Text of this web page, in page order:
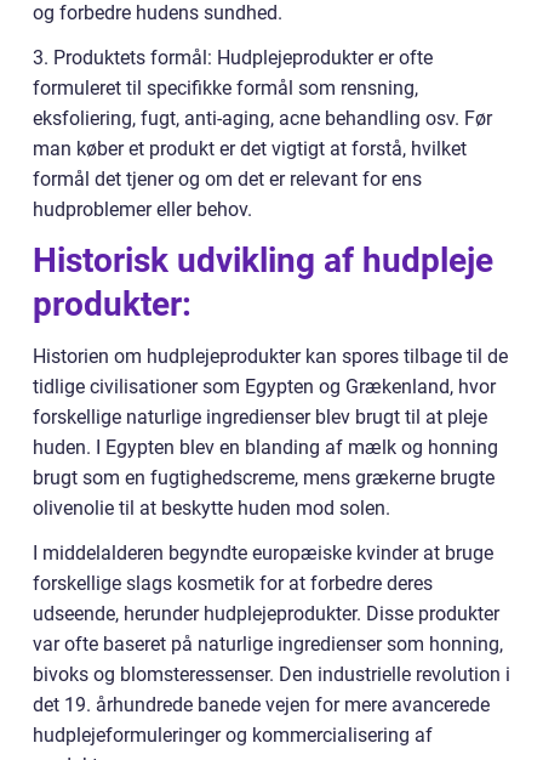
og forbedre hudens sundhed.
3. Produktets formål: Hudplejeprodukter er ofte
formuleret til specifikke formål som rensning,
eksfoliering, fugt, anti-aging, acne behandling osv. Før
man køber et produkt er det vigtigt at forstå, hvilket
formål det tjener og om det er relevant for ens
hudproblemer eller behov.
Historisk udvikling af hudpleje
produkter:
Historien om hudplejeprodukter kan spores tilbage til de
tidlige civilisationer som Egypten og Grækenland, hvor
forskellige naturlige ingredienser blev brugt til at pleje
huden. I Egypten blev en blanding af mælk og honning
brugt som en fugtighedscreme, mens grækerne brugte
olivenolie til at beskytte huden mod solen.
I middelalderen begyndte europæiske kvinder at bruge
forskellige slags kosmetik for at forbedre deres
udseende, herunder hudplejeprodukter. Disse produkter
var ofte baseret på naturlige ingredienser som honning,
bivoks og blomsteressenser. Den industrielle revolution i
det 19. århundrede banede vejen for mere avancerede
hudplejeformuleringer og kommercialisering af